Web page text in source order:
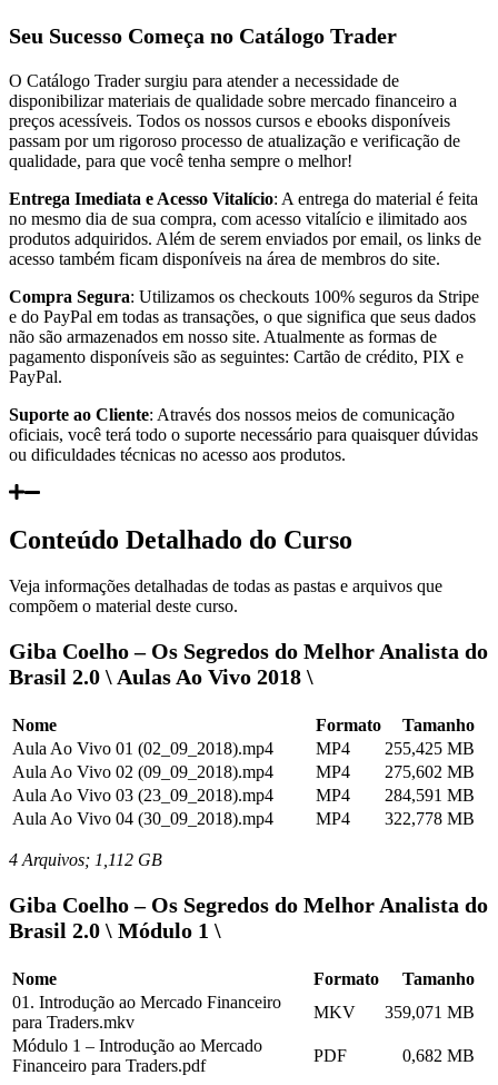
Seu Sucesso Começa no Catálogo Trader
O Catálogo Trader surgiu para atender a necessidade de
disponibilizar materiais de qualidade sobre mercado financeiro a
preços acessíveis. Todos os nossos cursos e ebooks disponíveis
passam por um rigoroso processo de atualização e verificação de
qualidade, para que você tenha sempre o melhor!
Entrega Imediata e Acesso Vitalício: A entrega do material é feita
no mesmo dia de sua compra, com acesso vitalício e ilimitado aos
produtos adquiridos. Além de serem enviados por email, os links de
acesso também ficam disponíveis na área de membros do site.
Compra Segura: Utilizamos os checkouts 100% seguros da Stripe
e do PayPal em todas as transações, o que significa que seus dados
não são armazenados em nosso site. Atualmente as formas de
pagamento disponíveis são as seguintes: Cartão de crédito, PIX e
PayPal.
Suporte ao Cliente: Através dos nossos meios de comunicação
oficiais, você terá todo o suporte necessário para quaisquer dúvidas
ou dificuldades técnicas no acesso aos produtos.
Conteúdo Detalhado do Curso
Veja informações detalhadas de todas as pastas e arquivos que
compõem o material deste curso.
Giba Coelho – Os Segredos do Melhor Analista do
Brasil 2.0 \ Aulas Ao Vivo 2018 \
Nome Formato
Tamanho
Aula Ao Vivo 01 (02_09_2018).mp4
MP4
255,425 MB
Aula Ao Vivo 02 (09_09_2018).mp4
MP4
275,602 MB
Aula Ao Vivo 03 (23_09_2018).mp4
MP4
284,591 MB
Aula Ao Vivo 04 (30_09_2018).mp4
MP4 322,778 MB
4 Arquivos; 1,112 GB
Giba Coelho – Os Segredos do Melhor Analista do
Brasil 2.0 \ Módulo 1 \
Nome Formato
Tamanho
01. Introdução ao Mercado Financeiro
para Traders.mkv
MKV
359,071 MB
Módulo 1 – Introdução ao Mercado
Financeiro para Traders.pdf
PDF 0,682 MB